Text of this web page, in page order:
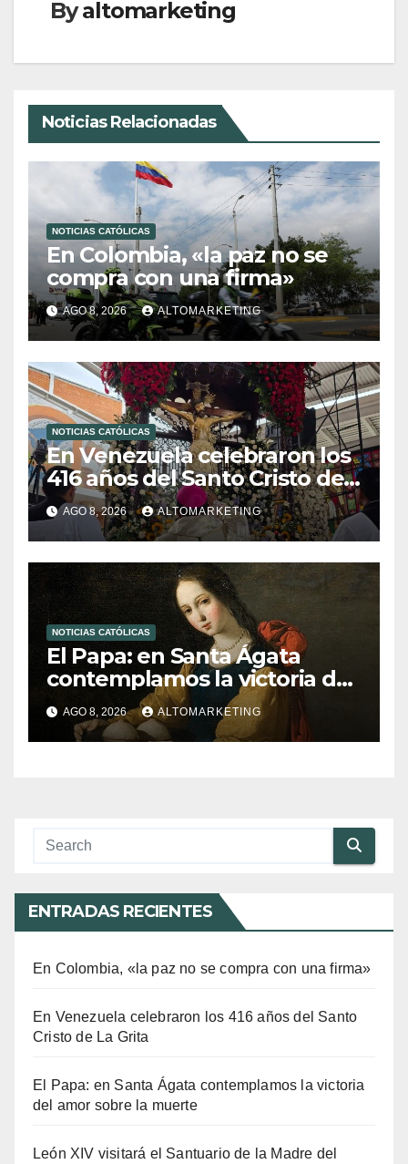
Byaltomarketing
Noticias Relacionadas
NOTICIAS CATÓLICAS
En Colombia, «la paz no se
compra con una firma»
AGO 8, 2026 ALTOMARKETING
NOTICIAS CATÓLICAS
En Venezuela celebraron los
416 años del Santo Cristo de
La Grita
AGO 8, 2026 ALTOMARKETING
NOTICIAS CATÓLICAS
El Papa: en Santa Ágata
contemplamos la victoria del
amor sobre la muerte
AGO 8, 2026 ALTOMARKETING
ENTRADAS RECIENTES
En Colombia, «la paz no se compra con una firma»
En Venezuela celebraron los 416 años del Santo
Cristo de La Grita
El Papa: en Santa Ágata contemplamos la victoria
del amor sobre la muerte
León XIV visitará el Santuario de la Madre del